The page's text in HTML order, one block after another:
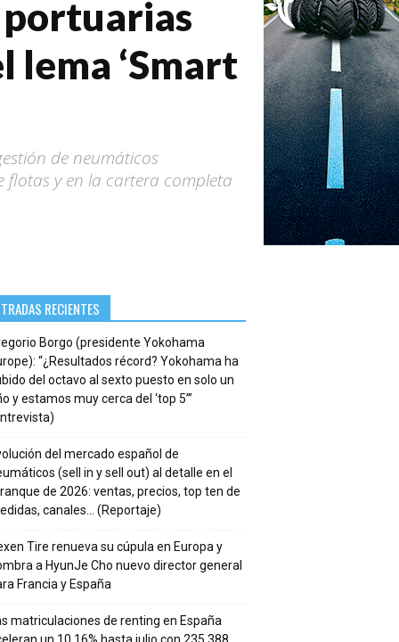
lema ‘Smart
de neumáticos
flotas y en la cartera completa
RECIENTES
Borgo (presidente Yokohama
“¿Resultados récord? Yokohama ha
del octavo al sexto puesto en solo un
y estamos muy cerca del ‘top 5’”
del mercado español de
(sell in y sell out) al detalle en el
de 2026: ventas, precios, top ten de
canales… (Reportaje)
Tire renueva su cúpula en Europa y
a HyunJe Cho nuevo director general
Francia y España
matriculaciones de renting en España